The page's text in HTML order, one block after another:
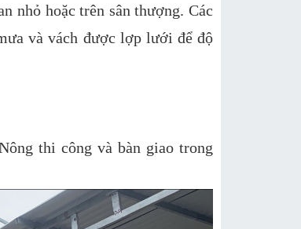
nhỏ hoặc trên sân thượng. Các
và vách được lợp lưới để độ
thi công và bàn giao trong